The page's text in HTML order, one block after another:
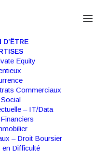
D’ÊTRE
Equity
Commerciaux
– IT/Data
– Droit Boursier
en Difficulté
– IT /
| 20 JUIN 2022
ses clauses
Expertise
& Prospectives